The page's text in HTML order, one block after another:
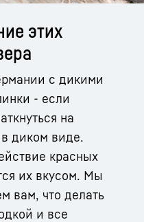
этих
с дикими
- если
на
диком виде.
красных
их вкусом. Мы
вам, что делать
и все